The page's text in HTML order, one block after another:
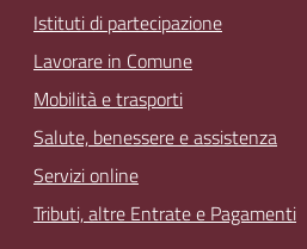
Istituti di partecipazione
Lavorare in Comune
Mobilità e trasporti
Salute, benessere e assistenza
Servizi online
Tributi, altre Entrate e Pagamenti